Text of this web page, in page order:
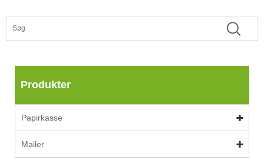
Produkter
Papirkasse
Mailer